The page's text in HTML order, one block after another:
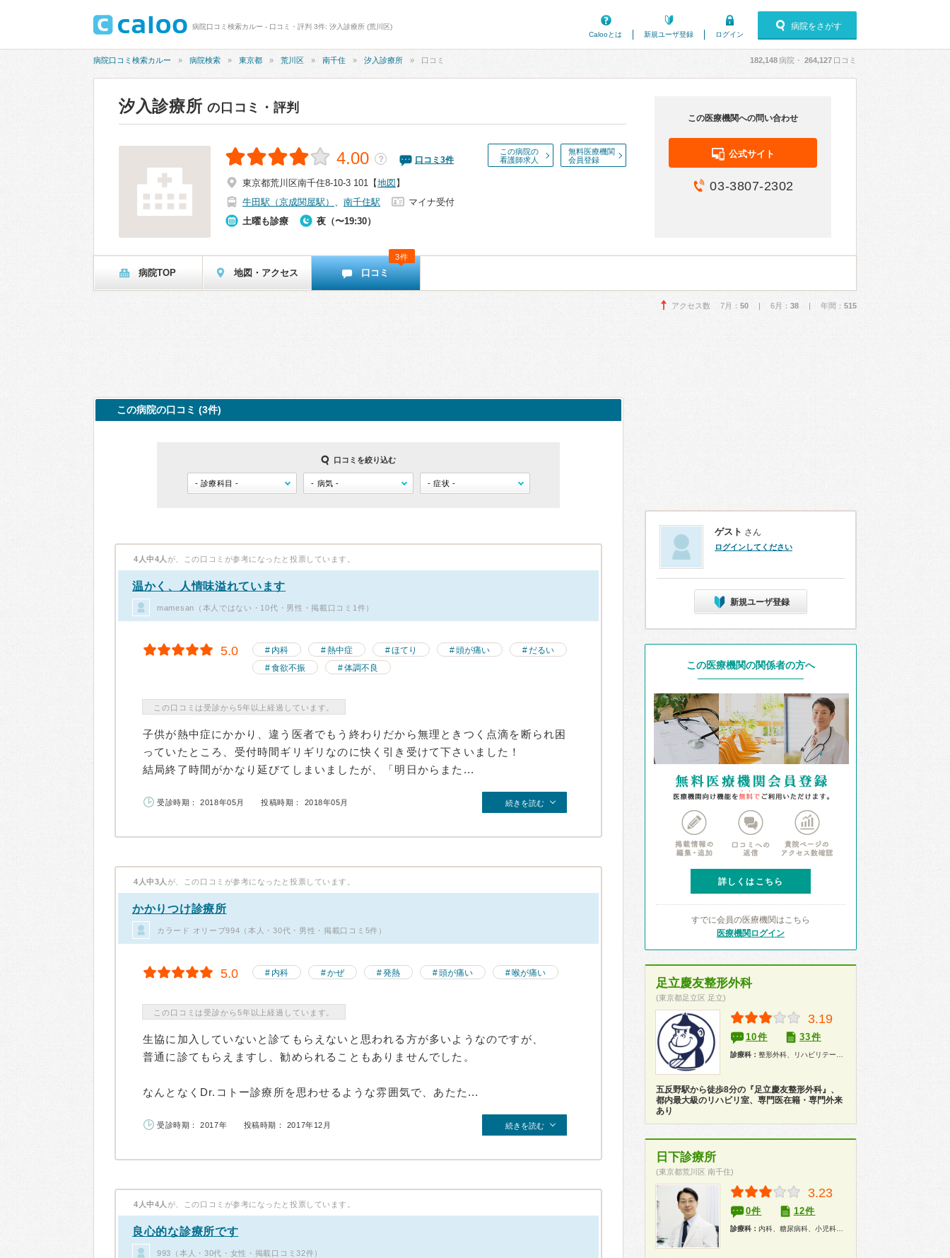
病院口コミ検索カルー - 口コミ・評判 3件: 汐入診療所 (荒川区)
Calooとは
新規ユーザ登録 ログイン
病院をさがす
病院口コミ検索カルー 病院検索 東京都 荒川区 南千住 汐入診療所 口コミ 182,148病院・ 264,127 口コミ
汐入診療所 の口コミ・評判
この病院の
看護師求人
無料医療機関
会員登録
4.00 ？ 口コミ 3件
東京都荒川区南千住8-10-3 101 【地図 】
牛田駅（京成関屋駅） 、 南千住駅
マイナ受付
土曜も診療
夜（〜19:30）
この医療機関への問い合わせ
公式サイト
03-3807-2302
病院TOP 地図・アクセス 口コミ
3件
アクセス数 7月： 50 | 6月： 38 | 年間： 515
この病院の口コミ (3件)
口コミを絞り込む
4人中4人 が、この口コミが参考になったと投票しています。
温かく、人情味溢れています
mamesan（本人ではない・10代・男性・掲載口コミ1件）
5.0 内科 熱中症 ほてり 頭が痛い
だるい
食欲不振
体調不良
この口コミは受診から5年以上経過しています。
子供が熱中症にかかり、違う医者でもう終わりだから無理ときつく点滴を断られ困
っていたところ、受付時間ギリギリなのに快く引き受けて下さいました！
結局終了時間がかなり延びてしまいましたが、「明日からまた...
受診時期： 2018年05月 投稿時期： 2018年05月 続きを読む
4人中3人 が、この口コミが参考になったと投票しています。
かかりつけ診療所
カラード オリーブ994（本人・30代・男性・掲載口コミ5件）
5.0 内科 かぜ 発熱 頭が痛い 喉が痛い
この口コミは受診から5年以上経過しています。
生協に加入していないと診てもらえないと思われる方が多いようなのですが、
普通に診てもらえますし、勧められることもありませんでした。
なんとなくDr.コトー診療所を思わせるような雰囲気で、あたた...
受診時期： 2017年 投稿時期： 2017年12月 続きを読む
4人中4人 が、この口コミが参考になったと投票しています。
良心的な診療所です
993（本人・30代・女性・掲載口コミ32件）
ゲスト さん
ログインしてください
新規ユーザ登録
この医療機関の関係者の方へ
詳しくはこちら
すでに会員の医療機関はこちら
医療機関ログイン
足立慶友整形外科
(東京都足立区 足立)
3.19
10件 33件
診療科： 整形外科、リハビリテーション科
五反野駅から徒歩8分の『足立慶友整形外科』、
都内最大級のリハビリ室、専門医在籍・専門外来
あり
日下診療所
(東京都荒川区 南千住)
3.23
0件 12件
診療科： 内科、糖尿病科、小児科、健康診断